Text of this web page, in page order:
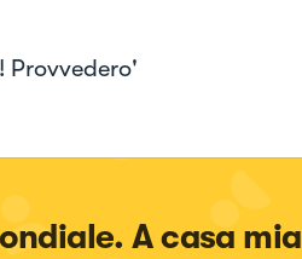
Provvedero'
A casa mia